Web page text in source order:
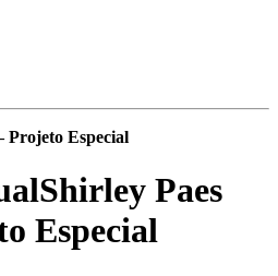
Projeto Especial
Shirley Paes
Especial